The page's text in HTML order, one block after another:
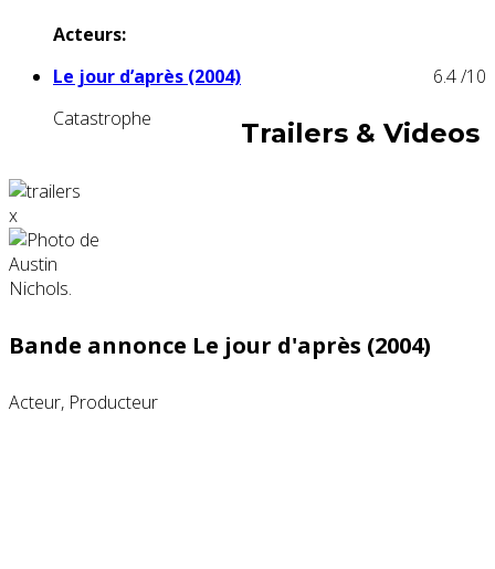
Acteurs:
Le jour d’après (2004)
Catastrophe
6.4/10
Trailers & Videos
x
Bande annonce Le jour d'après (2004)
Acteur, Producteur